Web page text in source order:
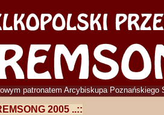
patronatem Arcybiskupa Poznańskiego
2005 ..::